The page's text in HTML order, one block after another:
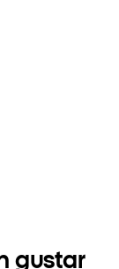
gustar